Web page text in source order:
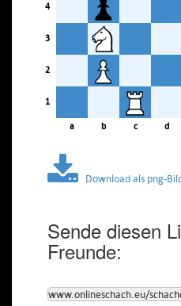
4
3
2
1
a b c d
Download als png-
Sende diesen
Freunde:
www.onlineschach.eu/